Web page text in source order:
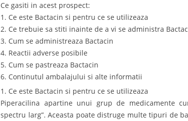
Ce gasiti in acest prospect:
1. Ce este Bactacin si pentru ce se utilizeaza
2. Ce trebuie sa stiti inainte de a vi se administra
3. Cum se administreaza Bactacin
4. Reactii adverse posibile
5. Cum se pastreaza Bactacin
6. Continutul ambalajului si alte informatii
1. Ce este Bactacin si pentru ce se utilizeaza
Piperacilina apartine unui grup de medicamente
spectru larg”. Aceasta poate distruge multe tipuri de